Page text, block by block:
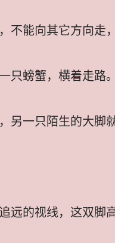
不能向其它方向走
只螃蟹，横着走路。
另一只陌生的大脚
远的视线，这双脚